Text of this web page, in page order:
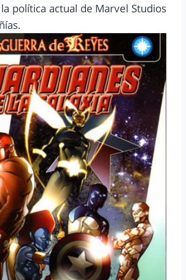
política actual de Marvel Studios